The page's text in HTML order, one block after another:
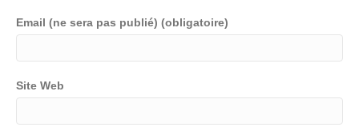
Email (ne sera pas publié) (obligatoire)
Site Web